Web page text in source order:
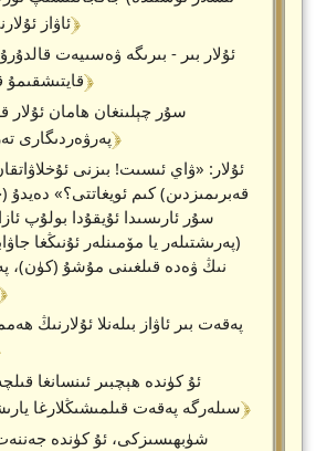
ئاۋاز﴾ 49 ﴿
ئۇلار بىر - بىرىگە ۋەسىيەت
قايتىشقىمۇ﴾ 50 ﴿
سۇر چېلىنغان ھامان ئۇلار
پەرۋەردىگارى﴾ 51 ﴿
ئۇلار: «ۋاي ئىسىت! بىزنى
قەبرىمىزدىن) كىم ئويغاتتى؟» دەيدۇ
سۇر ئارىسىدا ئۇيقۇدا بولۇپ
(پەرىشتىلەر يا مۆمىنلەر ئۇنىڭغا
نىڭ ۋەدە قىلغىنى مۇشۇ (كۈن)،
﴾
پەقەت بىر ئاۋاز بىلەنلا ئۇلارنىڭ
ئۇ كۈندە ھېچبىر ئىنسانغا
سىلەرگە پەقەت قىلمىشىڭلارغا﴾ 54 ﴿
شۈبھىسىزكى، ئۇ كۈندە